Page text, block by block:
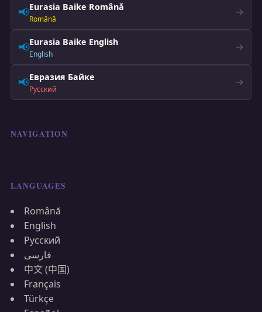
📢Eurasia Baike Română
Română
→
📢Eurasia Baike English
English
→
📢Евразия Байке
Русский
→
NAVIGATION
LANGUAGES
Română
English
Русский
فارسی
中文 (中国)
Français
Türkçe